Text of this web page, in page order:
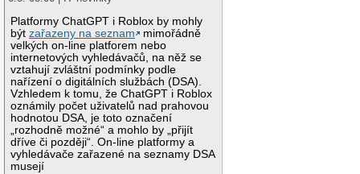
Platformy ChatGPT i Roblox by mohly
býtzařazeny na seznam
mimořádně
velkých on-line platforem nebo
internetových vyhledávačů, na něž se
vztahují zvláštní podmínky podle
nařízení o digitálních službách (DSA).
Vzhledem k tomu, že ChatGPT i Roblox
oznámily počet uživatelů nad prahovou
hodnotou DSA, je toto označení
„rozhodně možné“ a mohlo by „přijít
dříve či později“. On-line platformy a
vyhledávače zařazené na seznamy DSA
musejí